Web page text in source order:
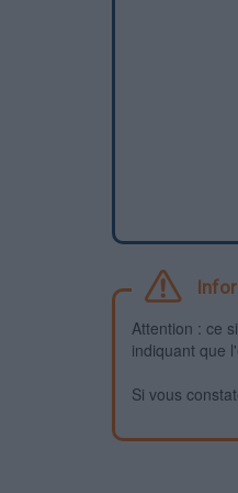
Attention : ce
indiquant que
Si vous